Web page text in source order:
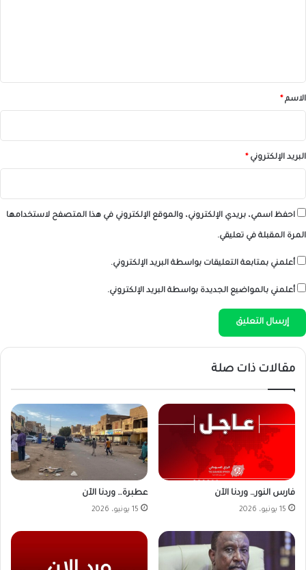
*الاسم*
البريد الإلكتروني*
احفظ اسمي، بريدي الإلكتروني، والموقع الإلكتروني في هذا المتصفح لاستخدامها
المرة المقبلة في تعليقي.
أعلمني بمتابعة التعليقات بواسطة البريد الإلكتروني.
أعلمني بالمواضيع الجديدة بواسطة البريد الإلكتروني.
مقالات ذات صلة
فارس النور… وردنا الآن
15 يونيو، 2026
عطبرة… وردنا الآن
15 يونيو، 2026